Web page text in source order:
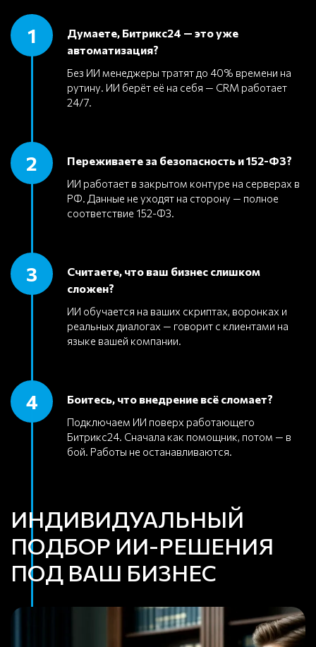
1
Думаете, Битрикс24 — это уже
автоматизация?
Без ИИ менеджеры тратят до 40% времени на
рутину. ИИ берёт её на себя — CRM работает
24/7.
2 Переживаете за безопасность и 152-ФЗ?
ИИ работает в закрытом контуре на серверах в
РФ. Данные не уходят на сторону — полное
соответствие 152-ФЗ.
3
Считаете, что ваш бизнес слишком
сложен?
ИИ обучается на ваших скриптах, воронках и
реальных диалогах — говорит с клиентами на
языке вашей компании.
4 Боитесь, что внедрение всё сломает?
Подключаем ИИ поверх работающего
Битрикс24. Сначала как помощник, потом — в
бой. Работы не останавливаются.
ИНДИВИДУАЛЬНЫЙ
ПОДБОР ИИ-РЕШЕНИЯ
ПОД ВАШ БИЗНЕС